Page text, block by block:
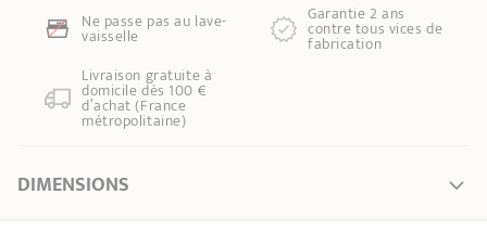
Ne passe pas au lave-
vaisselle
Garantie 2 ans
contre tous vices de
fabrication
Livraison gratuite à
domicile dès 100 €
d’achat (France
métropolitaine)
DIMENSIONS